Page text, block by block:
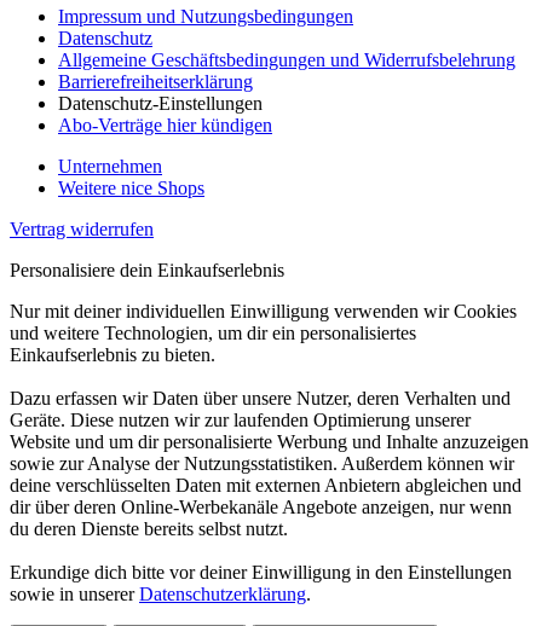
Impressum und Nutzungsbedingungen
Datenschutz
Allgemeine Geschäftsbedingungen und Widerrufsbelehrung
Barrierefreiheitserklärung
Datenschutz-Einstellungen
Abo-Verträge hier kündigen
Unternehmen
Weitere nice Shops
Vertrag widerrufen
Personalisiere dein Einkaufserlebnis
Nur mit deiner individuellen Einwilligung verwenden wir Cookies
und weitere Technologien, um dir ein personalisiertes
Einkaufserlebnis zu bieten.
Dazu erfassen wir Daten über unsere Nutzer, deren Verhalten und
Geräte. Diese nutzen wir zur laufenden Optimierung unserer
Website und um dir personalisierte Werbung und Inhalte anzuzeigen
sowie zur Analyse der Nutzungsstatistiken. Außerdem können wir
deine verschlüsselten Daten mit externen Anbietern abgleichen und
dir über deren Online-Werbekanäle Angebote anzeigen, nur wenn
du deren Dienste bereits selbst nutzt.
Erkundige dich bitte vor deiner Einwilligung in den Einstellungen
sowie in unsererDatenschutzerklärung.